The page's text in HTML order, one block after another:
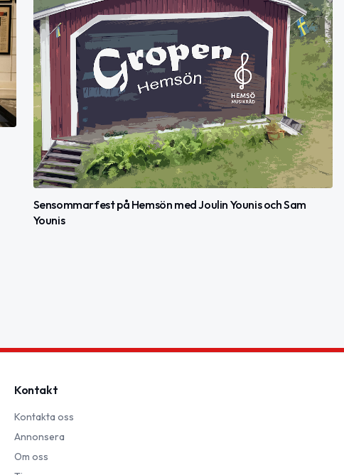
Sensommarfest på Hemsön med Joulin Younis och Sam
Younis
Kontakt
Kontakta oss
Annonsera
Om oss